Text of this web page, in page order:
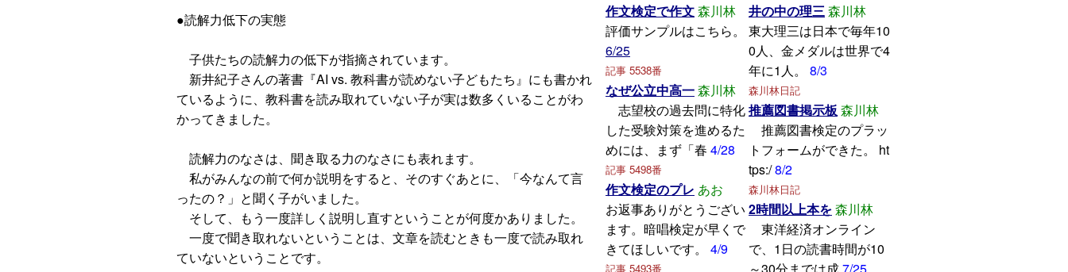
●読解力低下の実態
子供たちの読解力の低下が指摘されています。
新井紀子さんの著書『AI vs. 教科書が読めない子どもたち』にも書かれ
ているように、教科書を読み取れていない子が実は数多くいることがわ
かってきました。
読解力のなさは、聞き取る力のなさにも表れます。
私がみんなの前で何か説明をすると、そのすぐあとに、「今なんて言
ったの？」と聞く子がいました。
そして、もう一度詳しく説明し直すということが何度かありました。
一度で聞き取れないということは、文章を読むときも一度で読み取れ
ていないということです。
作文検定で作文森川林
評価サンプルはこちら。
6/25
記事 5538番
なぜ公立中高一森川林
志望校の過去問に特化
した受験対策を進めるた
めには、まず「春 4/28
記事 5498番
作文検定のプレ あお
お返事ありがとうござい
ます。暗唱検定が早くで
きてほしいです。
4/9
記事 5493番
井の中の理三森川林
東大理三は日本で毎年10
0人、金メダルは世界で4
年に1人。 8/3
森川林日記
推薦図書掲示板森川林
推薦図書検定のプラッ
トフォームができた。 ht
tps:/8/2
森川林日記
2時間以上本を森川林
東洋経済オンライン
で、1日の読書時間が10
～30分までは成7/25